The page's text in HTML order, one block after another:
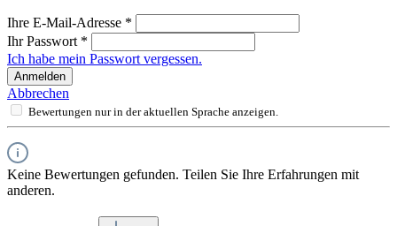
Ihre E-Mail-Adresse *
Ihr Passwort *
Ich habe mein Passwort vergessen.
Anmelden
Abbrechen
Bewertungen nur in der aktuellen Sprache anzeigen.
Keine Bewertungen gefunden. Teilen Sie Ihre Erfahrungen mit
anderen.